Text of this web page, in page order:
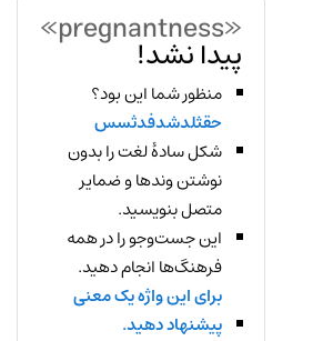
«pregnantness»
پیدا نشد!
منظور شما این بود؟
حقثلدشدفدثسس
شکل سادهٔ لغت را بدون
نوشتن وندها و ضمایر
متصل بنویسید.
این جست‌وجو را در همه
فرهنگ‌ها انجام دهید.
برای این واژه یک معنی
پیشنهاد دهید.